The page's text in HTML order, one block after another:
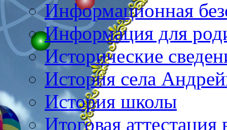
Информационная
Информация для
Исторические
История села
История школы
Итоговая